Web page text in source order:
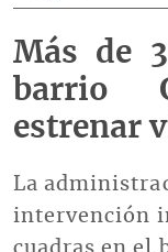
Más de
barrio
estrenar
La
intervención